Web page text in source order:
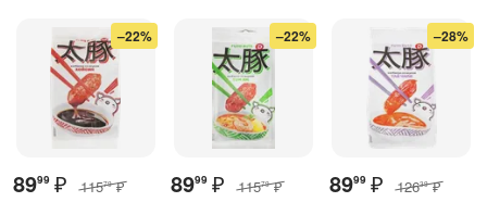
–22%
8999 ₽ 11579 ₽
–22%
8999 ₽ 11579 ₽
–28%
8999 ₽ 12639 ₽